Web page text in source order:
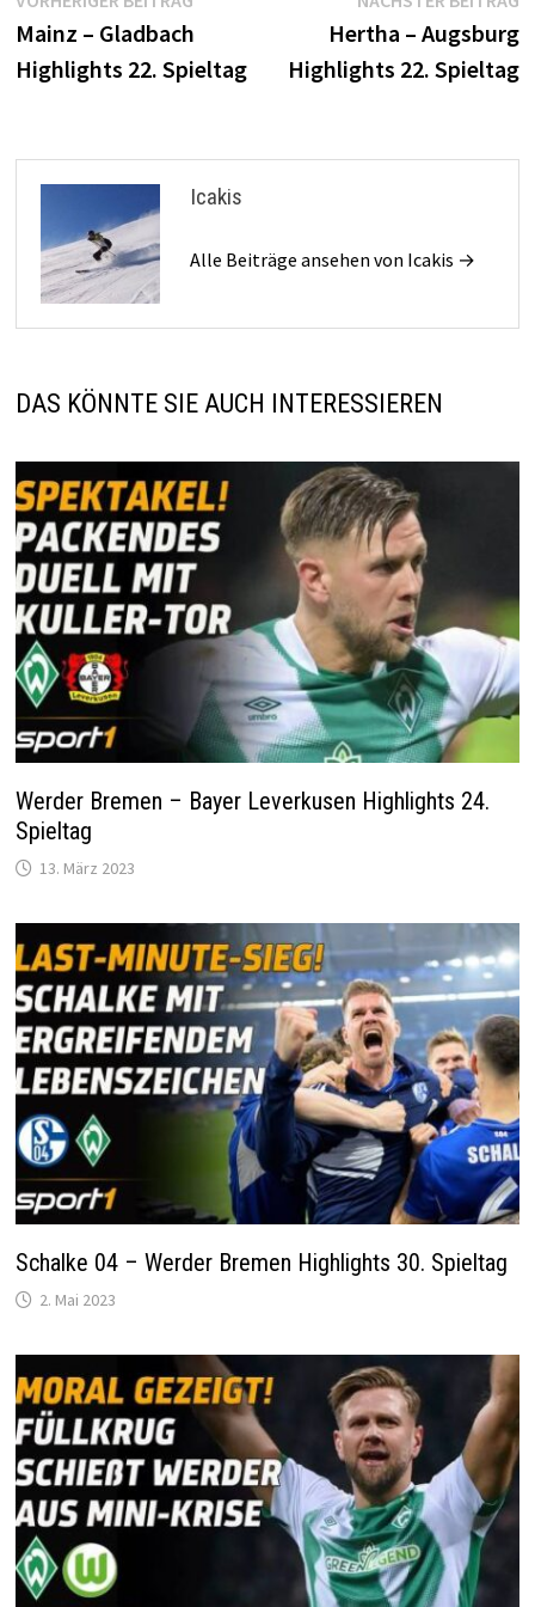
Beitrag:
Mainz – Gladbach
Highlights 22. Spieltag
Hertha – Augsburg
Highlights 22. Spieltag
Icakis
Alle Beiträge ansehen von Icakis →
DAS KÖNNTE SIE AUCH INTERESSIEREN
Werder Bremen – Bayer Leverkusen Highlights 24.
Spieltag
13. März 2023
Schalke 04 – Werder Bremen Highlights 30. Spieltag
2. Mai 2023